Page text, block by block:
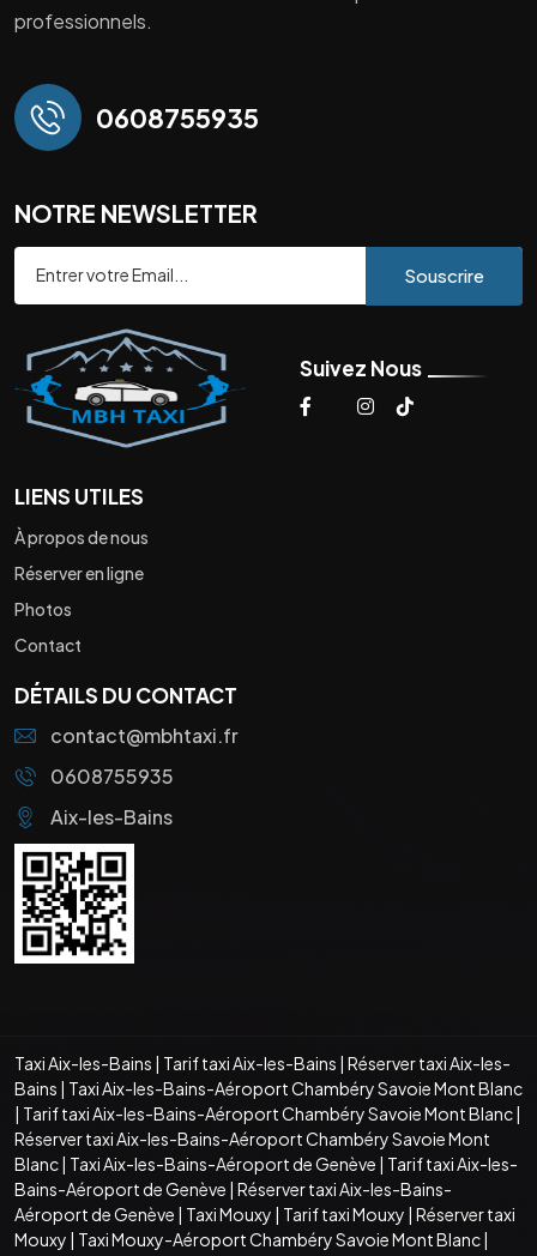
professionnels.
0608755935
NOTRE NEWSLETTER
Souscrire
Suivez Nous
LIENS UTILES
À propos de nous
Réserver en ligne
Photos
Contact
DÉTAILS DU CONTACT
contact@mbhtaxi.fr
0608755935
Aix-les-Bains
Taxi Aix-les-Bains | Tarif taxi Aix-les-Bains | Réserver taxi Aix-les-
Bains | Taxi Aix-les-Bains-Aéroport Chambéry Savoie Mont Blanc
| Tarif taxi Aix-les-Bains-Aéroport Chambéry Savoie Mont Blanc|
Réserver taxi Aix-les-Bains-Aéroport Chambéry Savoie Mont
Blanc| Taxi Aix-les-Bains-Aéroport de Genève | Tarif taxi Aix-les-
Bains-Aéroport de Genève | Réserver taxi Aix-les-Bains-
Aéroport de Genève | Taxi Mouxy | Tarif taxi Mouxy | Réserver taxi
Mouxy | Taxi Mouxy-Aéroport Chambéry Savoie Mont Blanc|